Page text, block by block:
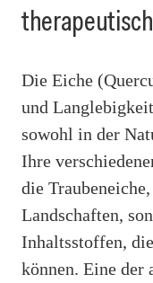
Die Eiche
und
sowohl in der
Ihre
die
Landschaften,
Inhaltsstoffen,
können. Eine der